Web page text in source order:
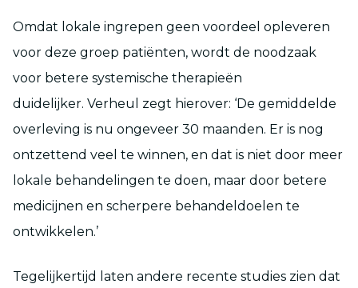
Omdat lokale ingrepen geen voordeel opleveren
voor deze groep patiënten, wordt de noodzaak
voor betere systemische therapieën
duidelijker. Verheul zegt hierover: ‘De gemiddelde
overleving is nu ongeveer 30 maanden. Er is nog
ontzettend veel te winnen, en dat is niet door meer
lokale behandelingen te doen, maar door betere
medicijnen en scherpere behandeldoelen te
ontwikkelen.’
Tegelijkertijd laten andere recente studies zien dat